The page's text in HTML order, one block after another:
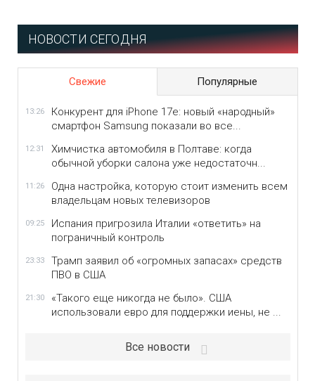
НОВОСТИ СЕГОДНЯ
Свежие Популярные
13:26
Конкурент для iPhone 17e: новый «народный»
смартфон Samsung показали во все...
12:31
Химчистка автомобиля в Полтаве: когда
обычной уборки салона уже недостаточн...
11:26
Одна настройка, которую стоит изменить всем
владельцам новых телевизоров
09:25
Испания пригрозила Италии «ответить» на
пограничный контроль
23:33
Трамп заявил об «огромных запасах» средств
ПВО в США
21:30
«Такого еще никогда не было». США
использовали евро для поддержки иены, не ...
Все новости